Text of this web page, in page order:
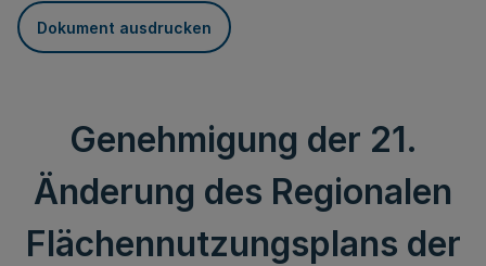
Dokument ausdrucken
Genehmigung der 21.
Änderung des Regionalen
Flächennutzungsplans der